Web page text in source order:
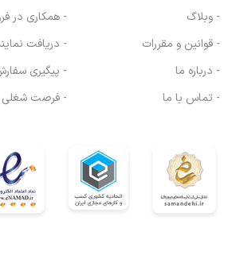
- وبلاگ
- قوانین و مقررات
- درباره ما
- تماس با ما
- همکاری در
- دریافت
- پیگیری
- فرصت شغلی